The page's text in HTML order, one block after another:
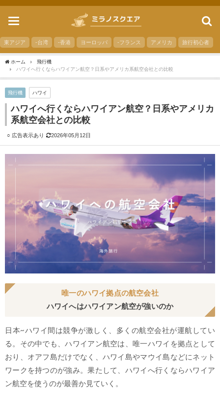
toggle
東アジア -台湾 -香港 ヨーロッパ -フランス アメリカ 旅行初心者
ホーム
飛行機
ハワイへ行くならハワイアン航空？日系やアメリカ系航空会社との比較
飛行機 ハワイ
ハワイへ行くならハワイアン航空？日系やアメリカ
系航空会社との比較
2026年05月12日
唯一のハワイ拠点の航空会社
ハワイへはハワイアン航空が強いのか
日本~ハワイ間は競争が激しく、多くの航空会社が運航してい
る。その中でも、ハワイアン航空は、唯一ハワイを拠点として
おり、オアフ島だけでなく、ハワイ島やマウイ島などにネット
ワークを持つのが強み。果たして、ハワイへ行くならハワイア
ン航空を使うのが最善か見ていく。